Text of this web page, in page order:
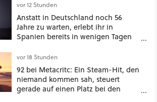
vor 12 Stunden
Anstatt in Deutschland noch 56
Jahre zu warten, erlebt ihr in
Spanien bereits in wenigen Tagen
vor 18 Stunden
92 bei Metacritc: Ein Steam-Hit, den
niemand kommen sah, steuert
gerade auf einen Platz bei den